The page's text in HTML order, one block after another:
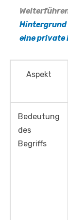
Hintergrund
eine private
Aspekt
Bedeutung
des
Begriffs